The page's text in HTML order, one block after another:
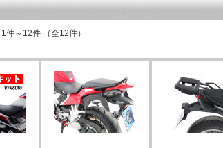
1件～12件 （全12件）